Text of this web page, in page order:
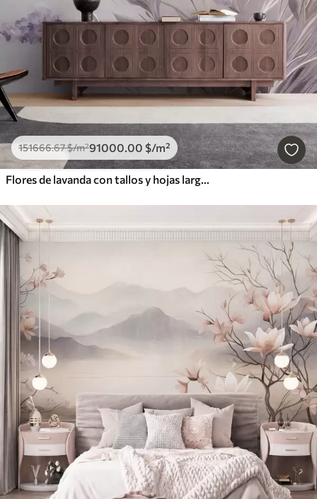
151666.67$/m²91000.00 $/m²
Flores de lavanda con tallos y hojas largos, obra de arte con una textura suave en tonos pastel